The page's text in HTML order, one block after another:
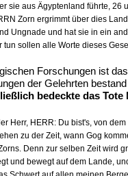
sie aus Ägyptenland führte,
Zorn ergrimmt über dies
Ungnade und hat sie in ein
sollen alle Worte dieses
Forschungen ist
der Gelehrten
bedeckte das Tote
Herr, HERR: Du bist's, von
zu der Zeit, wann Gog
Denn zur selben Zeit wird
und bewegt auf dem Lande,